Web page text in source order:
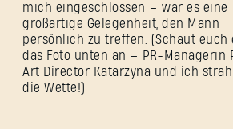
mich eingeschlossen – war es eine
großartige Gelegenheit, den Mann
persönlich zu treffen. (Schaut euch
das Foto unten an – PR-Managerin
Art Director Katarzyna und ich
die Wette!)